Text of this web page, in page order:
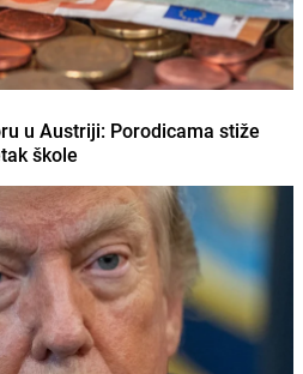
u Austriji: Porodicama stiže
škole